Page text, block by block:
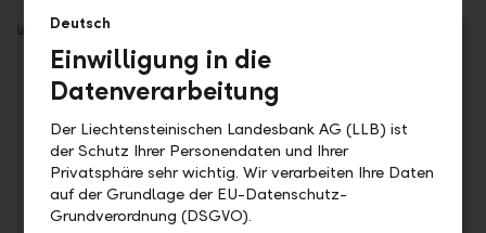
Sie vertreten einen Verein, ein Event oder ein Projekt und
wollen sich für ein Sponsoring bewerben?
Deutsch
Einwilligung in die
Datenverarbeitung
Der Liechtensteinischen Landesbank AG (LLB) ist
der Schutz Ihrer Personendaten und Ihrer
Privatsphäre sehr wichtig. Wir verarbeiten Ihre Daten
auf der Grundlage der EU-Datenschutz-
Grundverordnung (DSGVO).